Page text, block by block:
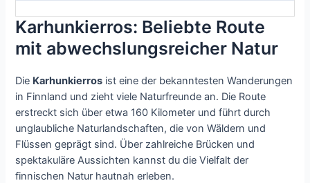
Karhunkierros: Beliebte Route
mit abwechslungsreicher Natur
Die Karhunkierros ist eine der bekanntesten Wanderungen
in Finnland und zieht viele Naturfreunde an. Die Route
erstreckt sich über etwa 160 Kilometer und führt durch
unglaubliche Naturlandschaften, die von Wäldern und
Flüssen geprägt sind. Über zahlreiche Brücken und
spektakuläre Aussichten kannst du die Vielfalt der
finnischen Natur hautnah erleben.